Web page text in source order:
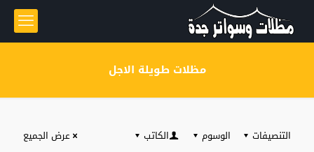
مظلات طويلة الاجل
التنصيفات الوسوم الكاتب عرض الجميع